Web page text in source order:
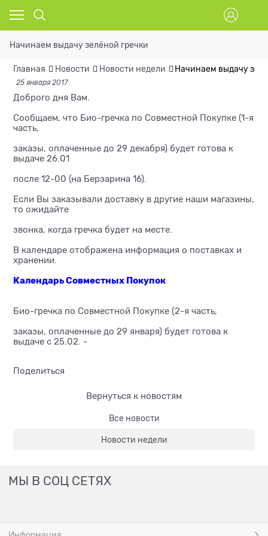
Начинаем выдачу зелёной гречки
Главная Новости Новости недели Начинаем выдачу
25 января 2017
Доброго дня Вам.
Сообщаем, что Био-гречка по Совместной Покупке (1-я
часть,
заказы, оплаченные до 29 декабря) будет готова к
выдаче 26.01
после 12-00 (на Берзарина 16).
Если Вы заказывали доставку в другие наши магазины,
то ожидайте
звонка, когда гречка будет на месте.
В календаре отображена информация о поставках и
хранении.
Календарь Совместных Покупок
Био-гречка по Совместной Покупке (2-я часть,
заказы, оплаченные до 29 января) будет готова к
выдаче с 25.02. -
Поделиться
Вернуться к новостям
Все новости
Новости недели
МЫ В СОЦ СЕТЯХ